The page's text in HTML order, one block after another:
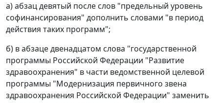
а) абзац девятый после слов "предельный уровень
софинансирования" дополнить словами "в период
действия таких программ";
б) в абзаце двенадцатом слова "государственной
программы Российской Федерации "Развитие
здравоохранения" в части ведомственной целевой
программы "Модернизация первичного звена
здравоохранения Российской Федерации" заменить